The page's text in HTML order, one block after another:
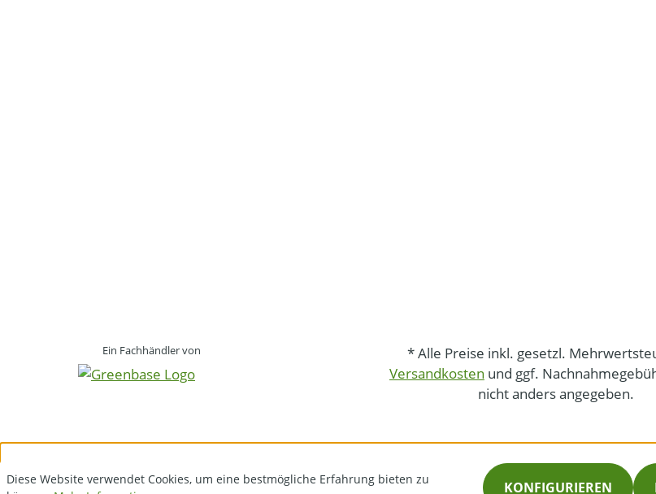
Ein Fachhändler von
* Alle Preise inkl. gesetzl.
Versandkosten und ggf.
nicht anders angegeben.
Diese Website verwendet Cookies, um eine bestmögliche Erfahrung bieten zu
KONFIGURIEREN